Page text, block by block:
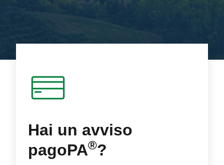
Hai un avviso
pagoPA®?